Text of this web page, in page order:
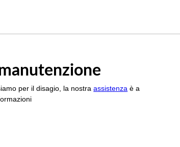
per il disagio, la nostraassistenza è a